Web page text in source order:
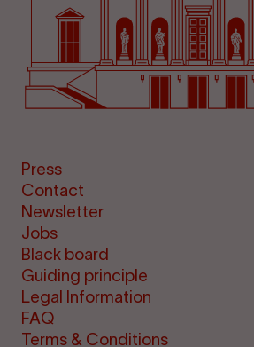
Press
Contact
Newsletter
Jobs
Black board
Guiding principle
Legal Information
FAQ
Terms & Conditions